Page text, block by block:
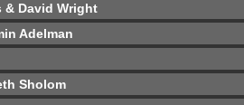
& David Wright
Adelman
Sholom